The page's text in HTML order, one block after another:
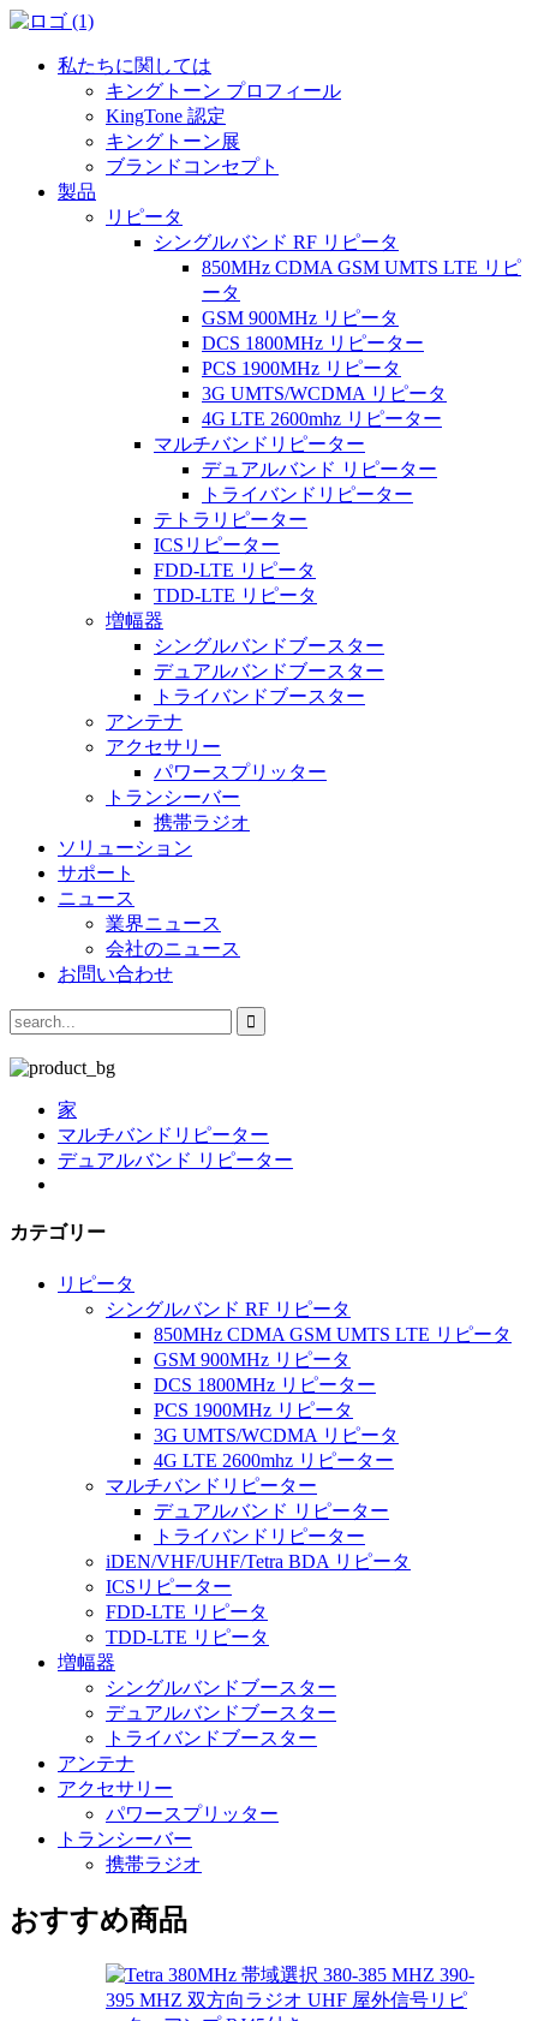
私たちに関しては
キングトーン プロフィール
KingTone 認定
キングトーン展
ブランドコンセプト
製品
リピータ
シングルバンド RF リピータ
850MHz CDMA GSM UMTS LTE リピ
ータ
GSM 900MHz リピータ
DCS 1800MHz リピーター
PCS 1900MHz リピータ
3G UMTS/WCDMA リピータ
4G LTE 2600mhz リピーター
マルチバンドリピーター
デュアルバンド リピーター
トライバンドリピーター
テトラリピーター
ICSリピーター
FDD-LTE リピータ
TDD-LTE リピータ
増幅器
シングルバンドブースター
デュアルバンドブースター
トライバンドブースター
アンテナ
アクセサリー
パワースプリッター
トランシーバー
携帯ラジオ
ソリューション
サポート
ニュース
業界ニュース
会社のニュース
お問い合わせ
家
マルチバンドリピーター
デュアルバンド リピーター
カテゴリー
リピータ
シングルバンド RF リピータ
850MHz CDMA GSM UMTS LTE リピータ
GSM 900MHz リピータ
DCS 1800MHz リピーター
PCS 1900MHz リピータ
3G UMTS/WCDMA リピータ
4G LTE 2600mhz リピーター
マルチバンドリピーター
デュアルバンド リピーター
トライバンドリピーター
iDEN/VHF/UHF/Tetra BDA リピータ
ICSリピーター
FDD-LTE リピータ
TDD-LTE リピータ
増幅器
シングルバンドブースター
デュアルバンドブースター
トライバンドブースター
アンテナ
アクセサリー
パワースプリッター
トランシーバー
携帯ラジオ
おすすめ商品